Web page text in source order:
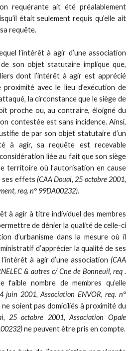
requérante ait été préalablement
était seulement requis qu’elle ait
requête.
l’intérêt à agir d’une association
son objet statutaire implique que,
dont l’intérêt à agir est apprécié
avec le lieu d’exécution de
la circonstance que le siège de
proche ou, au contraire, éloigné du
contestée est sans incidence. Ainsi,
de par son objet statutaire d’un
à agir, sa requête est recevable
liée au fait que son siège
territoire où l’autorisation en cause
ses effets (CAA Douai, 25 octobre 2001,
req. n° 99DA00232).
à agir à titre individuel des membres
de dénier la qualité de celle-ci
d’urbanisme dans la mesure où il
d’apprécier la qualité de ses
à agir d’une association (CAA
& autres c/ Cne de Bonneuil, req .
faible nombre de membres qu’elle
juin 2001, Association ENVOR, req. n°
ne soient pas domiciliés à proximité du
25 octobre 2001, Association Opale
ne peuvent être pris en compte.